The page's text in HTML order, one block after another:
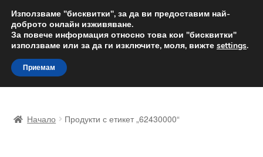
ДОСТАВКА от 12 лв.
Доставка по целия свят
Skip
to
navigation
Skip
to
content
Доставка по целия свят
Начало Продукти с етикет „62430000“
Използваме "бисквитки", за да ви предоставим най-
доброто онлайн изживяване.
За повече информация относно това кои "бисквитки"
използваме или за да ги изключите, моля, вижте settings.
Приемам